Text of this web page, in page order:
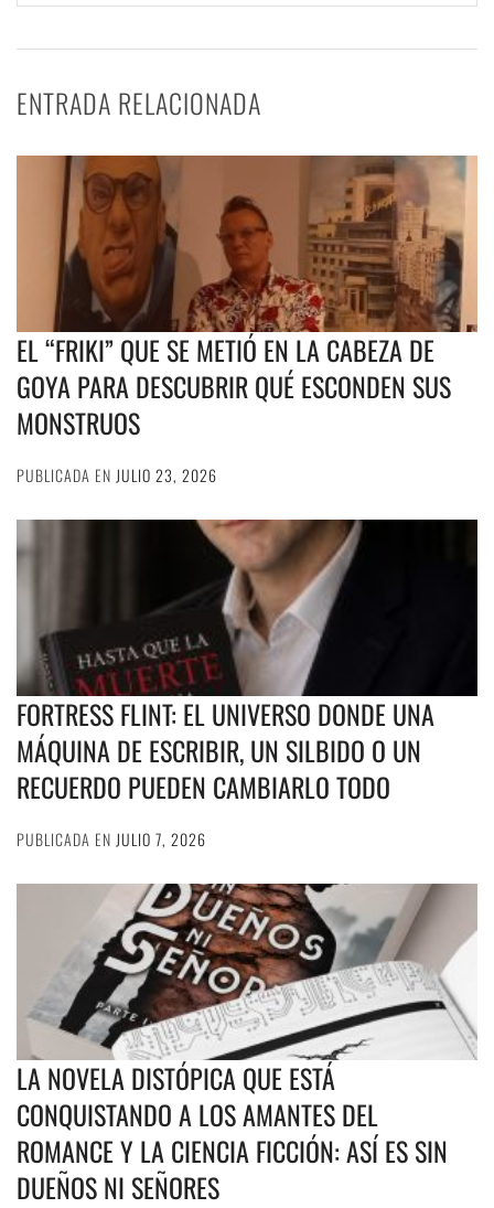
ENTRADA RELACIONADA
EL “FRIKI” QUE SE METIÓ EN LA CABEZA DE
GOYA PARA DESCUBRIR QUÉ ESCONDEN SUS
MONSTRUOS
PUBLICADA EN JULIO 23, 2026
FORTRESS FLINT: EL UNIVERSO DONDE UNA
MÁQUINA DE ESCRIBIR, UN SILBIDO O UN
RECUERDO PUEDEN CAMBIARLO TODO
PUBLICADA EN JULIO 7, 2026
LA NOVELA DISTÓPICA QUE ESTÁ
CONQUISTANDO A LOS AMANTES DEL
ROMANCE Y LA CIENCIA FICCIÓN: ASÍ ES SIN
DUEÑOS NI SEÑORES